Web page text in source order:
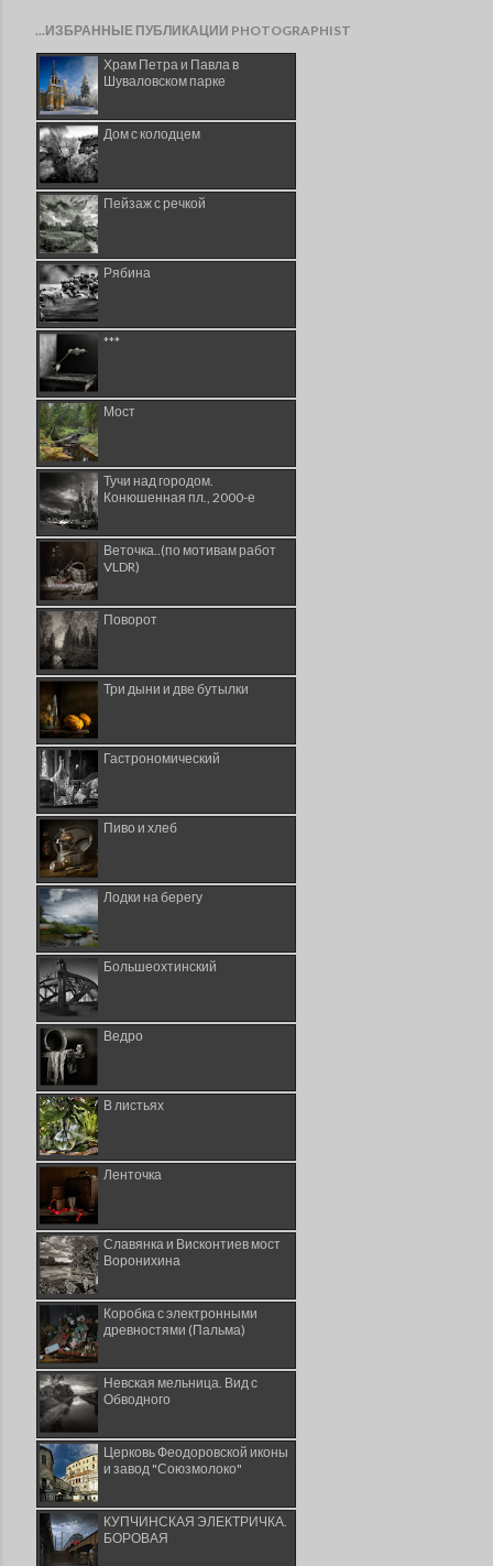
...ИЗБРАННЫЕ ПУБЛИКАЦИИ PHOTOGRAPHIST
Храм Петра и Павла в
Шуваловском парке
Дом с колодцем
Пейзаж с речкой
Рябина
***
Мост
Тучи над городом.
Конюшенная пл., 2000-е
Веточка..(по мотивам работ
VLDR)
Поворот
Три дыни и две бутылки
Гастрономический
Пиво и хлеб
Лодки на берегу
Большеохтинский
Ведро
В листьях
Ленточка
Славянка и Висконтиев мост
Воронихина
Коробка с электронными
древностями (Пальма)
Невская мельница. Вид с
Обводного
Церковь Феодоровской иконы
и завод "Союзмолоко"
КУПЧИНСКАЯ ЭЛЕКТРИЧКА.
БОРОВАЯ